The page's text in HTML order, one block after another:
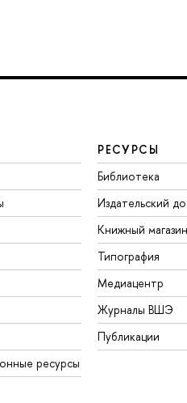
ресурсы
РЕСУРСЫ
Библиотека
Издательский
Книжный
Типография
Медиацентр
Журналы ВШЭ
Публикации